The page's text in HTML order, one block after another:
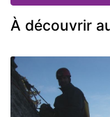
À découvrir